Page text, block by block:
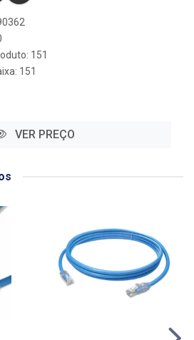
151
151
VER PREÇO